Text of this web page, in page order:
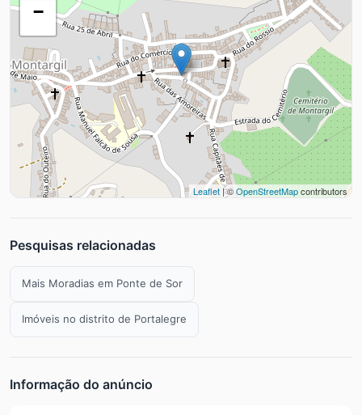
−
Leaflet | ©OpenStreetMapcontributors
Pesquisas relacionadas
Mais Moradias em Ponte de Sor
Imóveis no distrito de Portalegre
Informação do anúncio